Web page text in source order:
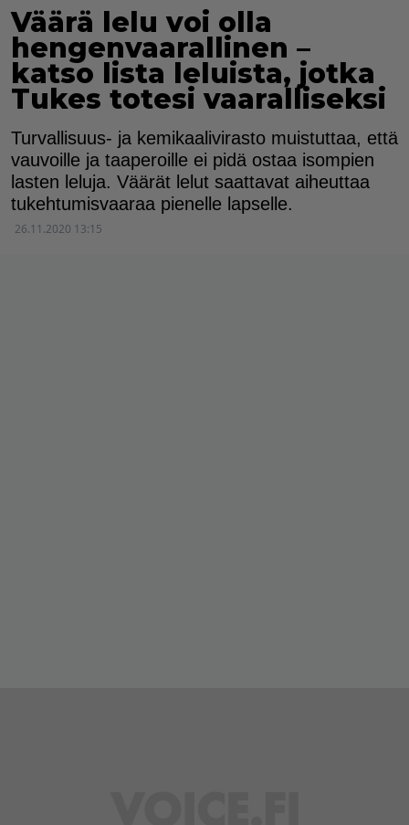
Väärä lelu voi olla
hengenvaarallinen –
katso lista leluista, jotka
Tukes totesi vaaralliseksi
Turvallisuus- ja kemikaalivirasto muistuttaa, että
vauvoille ja taaperoille ei pidä ostaa isompien
lasten leluja. Väärät lelut saattavat aiheuttaa
tukehtumisvaaraa pienelle lapselle.
26.11.2020 13:15